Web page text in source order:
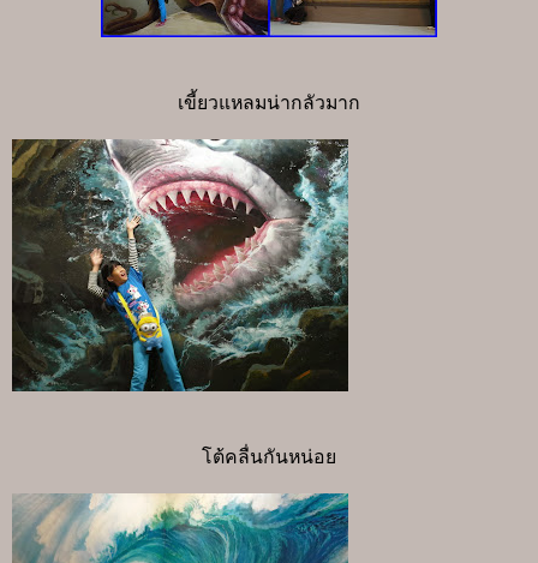
เขี้ยวแหลมน่ากลัวมาก
โต้คลื่นกันหน่อย